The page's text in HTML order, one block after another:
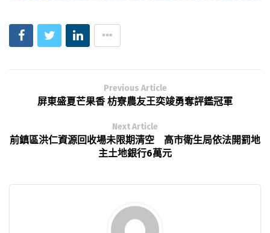
Previous Article
屏東盛夏芒果香 枋寮農友王奕竣勇奪評鑑冠軍
Next Article
前鎮區洪仁資源回收場未限期清空 高市衛生局依法開罰地
主土地銀行6萬元